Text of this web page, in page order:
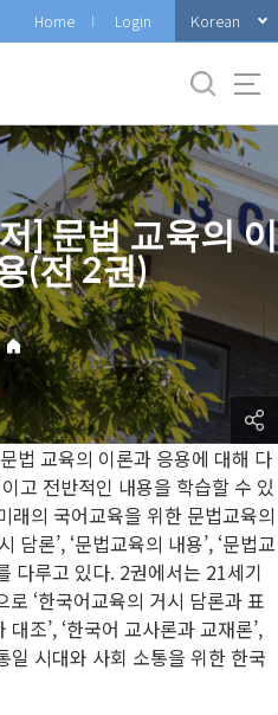
Home Login Korean
] 문법 교육의 이
(전 2권)
법 교육의 이론과 응용에 대해 다
고 전반적인 내용을 학습할 수 있
래의 국어교육을 위한 문법교육의
담론’, ‘문법교육의 내용’, ‘문법교
다루고 있다. 2권에서는 21세기
‘한국어교육의 거시 담론과 표
조’, ‘한국어 교사론과 교재론’,
일 시대와 사회 소통을 위한 한국